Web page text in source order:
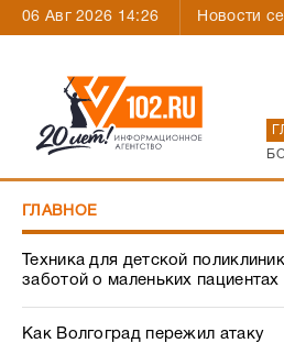
06 Авг 2026 14:26 Новости
ГЛАВНОЕ
Техника для детской
заботой о маленьких пациентах
Как Волгоград пережил атаку